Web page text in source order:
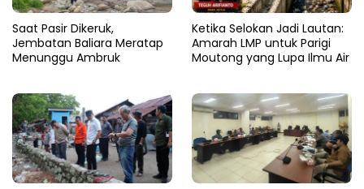
Saat Pasir Dikeruk,
Jembatan Baliara Meratap
Menunggu Ambruk
Ketika Selokan Jadi Lautan:
Amarah LMP untuk Parigi
Moutong yang Lupa Ilmu Air